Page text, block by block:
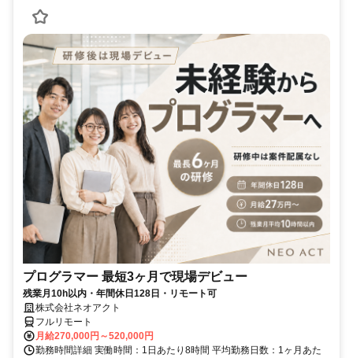
プログラマー 最短3ヶ月で現場デビュー
残業月10h以内・年間休日128日・リモート可
株式会社ネオアクト
フルリモート
月給270,000円～520,000円
勤務時間詳細 実働時間：1日あたり8時間 平均勤務日数：1ヶ月あた